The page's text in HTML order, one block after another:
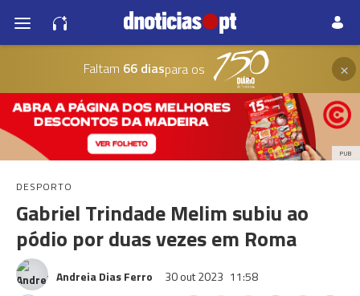
Faltam 66 diaspara os ×
PUB
DESPORTO
Gabriel Trindade Melim subiu ao
pódio por duas vezes em Roma
Andreia Dias Ferro 30 out 2023 11:58